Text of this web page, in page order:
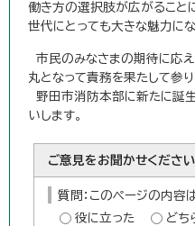
働き方の選択肢が広がること
世代にとっても大きな魅力にな
市民のみなさまの期待に応
丸となって責務を果たして参り
野田市消防本部に新たに誕
いします。
ご意見をお聞かせください
質問：このページの内容
役に立った
どち